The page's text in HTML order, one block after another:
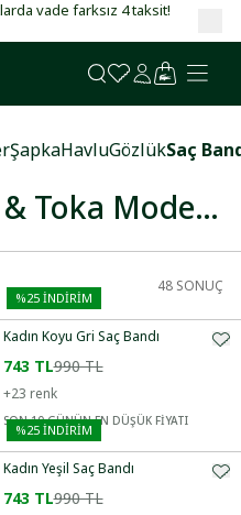
vade farksız 4 taksit!
ŞapkaHavluGözlükSaç
Kadın Saç Bandı & Toka Modelleri
48 SONUÇ
%25İNDİRİM
Kadın Koyu Gri Saç Bandı
743 TL990 TL
+23 renk
SON 10 GÜNÜN EN DÜŞÜK FİYATI
%25İNDİRİM
Kadın Yeşil Saç Bandı
743 TL990 TL